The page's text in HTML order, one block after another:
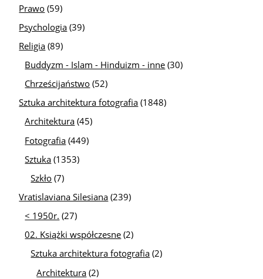
Prawo (59)
Psychologia (39)
Religia (89)
Buddyzm - Islam - Hinduizm - inne (30)
Chrześcijaństwo (52)
Sztuka architektura fotografia (1848)
Architektura (45)
Fotografia (449)
Sztuka (1353)
Szkło (7)
Vratislaviana Silesiana (239)
< 1950r. (27)
02. Książki współczesne (2)
Sztuka architektura fotografia (2)
Architektura (2)